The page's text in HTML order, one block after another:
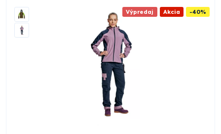
Výpredaj Akcia -40%